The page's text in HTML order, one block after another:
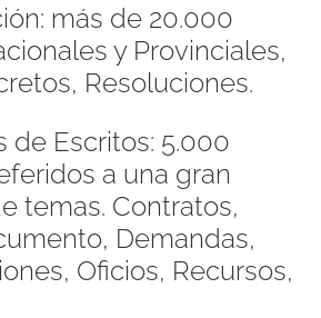
más de 20.000
y Provinciales,
Resoluciones.
Escritos: 5.000
a una gran
temas. Contratos,
Demandas,
Oficios, Recursos,